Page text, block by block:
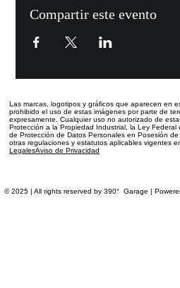
Compartir este evento
Las marcas, logotipos y gráficos que aparecen en
prohibido el uso de estas imágenes por parte de
expresamente. Cualquier uso no autorizado de
Protección a la Propiedad Industrial, la Ley Federal
de Protección de Datos Personales en Posesión
otras regulaciones y estatutos aplicables vigentes
LegalesAviso de Privacidad
© 2025 | All rights reserved by 390° Garage |